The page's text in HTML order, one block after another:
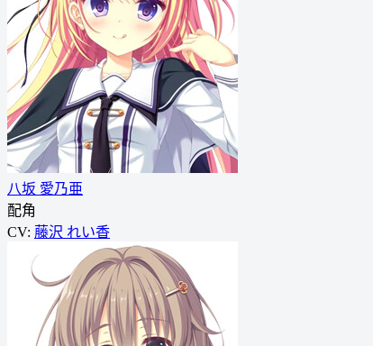
八坂 愛乃亜
配角
CV: 藤沢 れい香